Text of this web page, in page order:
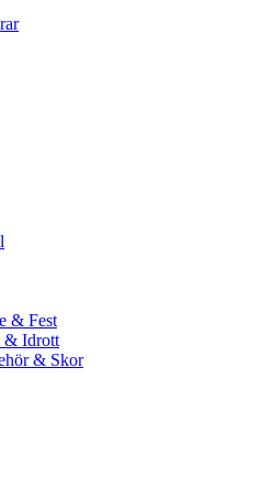
& Fest
& Idrott
& Skor